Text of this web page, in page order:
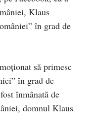
Klaus
în grad de
să primesc
în grad de
înmânată de
domnul Klaus